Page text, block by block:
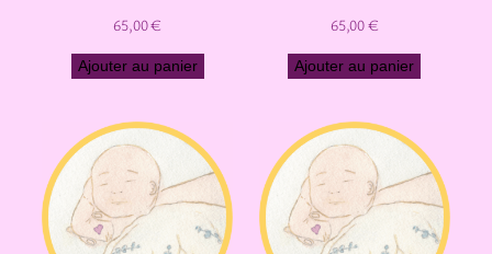
65,00€
Ajouter au panier
65,00€
Ajouter au panier